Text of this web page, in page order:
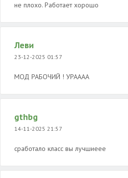
не плохо. Работает хорошо
Леви
23-12-2025 01:57
МОД РАБОЧИЙ ! УРАААА
gthbg
14-11-2025 21:57
сработало класс вы лучшиеее